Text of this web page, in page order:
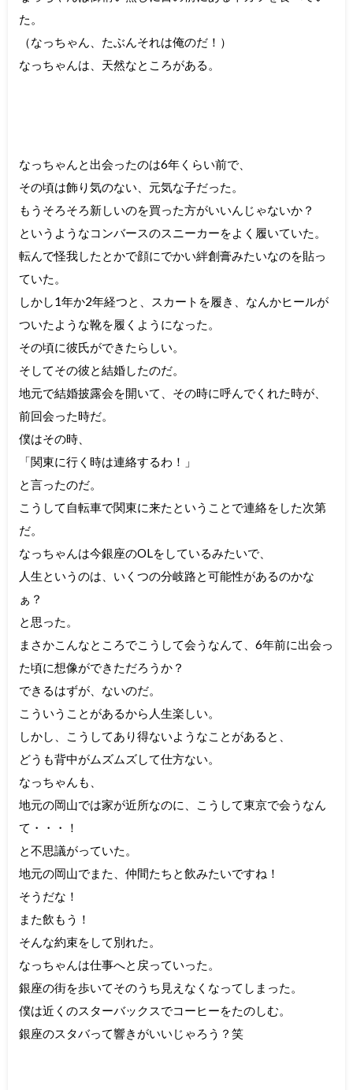
た。
（なっちゃん、たぶんそれは俺のだ！）
なっちゃんは、天然なところがある。
なっちゃんと出会ったのは6年くらい前で、
その頃は飾り気のない、元気な子だった。
もうそろそろ新しいのを買った方がいいんじゃないか？
というようなコンバースのスニーカーをよく履いていた。
転んで怪我したとかで顔にでかい絆創膏みたいなのを貼っ
ていた。
しかし1年か2年経つと、スカートを履き、なんかヒールが
ついたような靴を履くようになった。
その頃に彼氏ができたらしい。
そしてその彼と結婚したのだ。
地元で結婚披露会を開いて、その時に呼んでくれた時が、
前回会った時だ。
僕はその時、
「関東に行く時は連絡するわ！」
と言ったのだ。
こうして自転車で関東に来たということで連絡をした次第
だ。
なっちゃんは今銀座のOLをしているみたいで、
人生というのは、いくつの分岐路と可能性があるのかな
ぁ？
と思った。
まさかこんなところでこうして会うなんて、6年前に出会っ
た頃に想像ができただろうか？
できるはずが、ないのだ。
こういうことがあるから人生楽しい。
しかし、こうしてあり得ないようなことがあると、
どうも背中がムズムズして仕方ない。
なっちゃんも、
地元の岡山では家が近所なのに、こうして東京で会うなん
て・・・！
と不思議がっていた。
地元の岡山でまた、仲間たちと飲みたいですね！
そうだな！
また飲もう！
そんな約束をして別れた。
なっちゃんは仕事へと戻っていった。
銀座の街を歩いてそのうち見えなくなってしまった。
僕は近くのスターバックスでコーヒーをたのしむ。
銀座のスタバって響きがいいじゃろう？笑